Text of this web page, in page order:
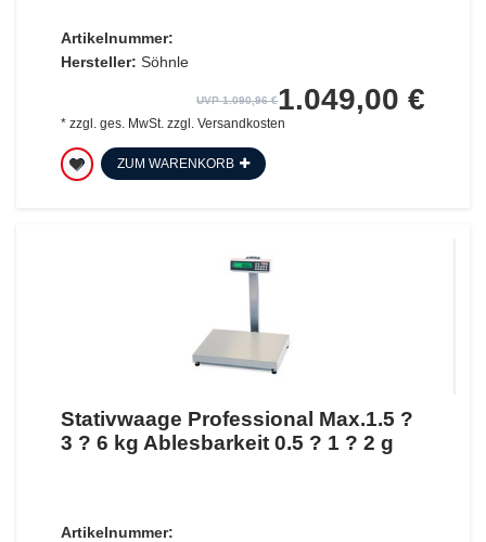
Artikelnummer:
Hersteller: Söhnle
UVP 1.090,96 €1.049,00 €
* zzgl. ges. MwSt.zzgl. Versandkosten
ZUM WARENKORB
Stativwaage Professional Max.1.5 ?
3 ? 6 kg Ablesbarkeit 0.5 ? 1 ? 2 g
Artikelnummer: